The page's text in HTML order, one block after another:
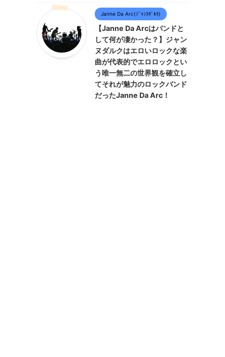
Janne Da Arc(ｼﾞｬﾝﾇﾀﾞﾙｸ)
【Janne Da Arcはバンドと
して何が凄かった？】ジャン
ヌダルクはエロいロックな楽
曲が代表的でエロロックとい
う唯一無二の世界観を確立し
てそれが魅力のロックバンド
だったJanne Da Arc！